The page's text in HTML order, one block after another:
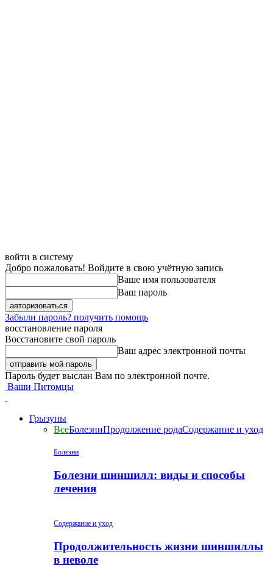
войти в систему
Добро пожаловать! Войдите в свою учётную запись
Ваше имя пользователя
Ваш пароль
Забыли пароль? получить помощь
восстановление пароля
Восстановите свой пароль
Ваш адрес электронной почты
Пароль будет выслан Вам по электронной почте.
Ваши Питомцы
Грызуны
ВсеБолезниПродолжение родаСодержание и уход
Болезни
Болезни шиншилл: виды и способы
лечения
Содержание и уход
Продолжительность жизни шиншиллы
в неволе